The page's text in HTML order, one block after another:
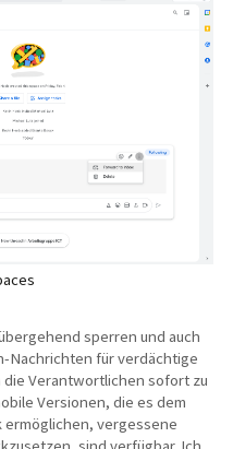
sperren und auch
Nachrichten für verdächtige
Verantwortlichen sofort zu
Versionen, die es dem
vergessene